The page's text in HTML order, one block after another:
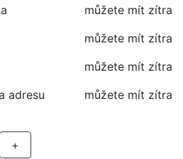
můžete mít zítra
můžete mít zítra
můžete mít zítra
adresu
můžete mít zítra
+